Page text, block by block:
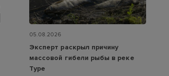
05.08.2026
Эксперт раскрыл причину
массовой гибели рыбы в реке
Туре